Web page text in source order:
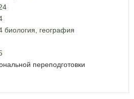
география
переподготовки